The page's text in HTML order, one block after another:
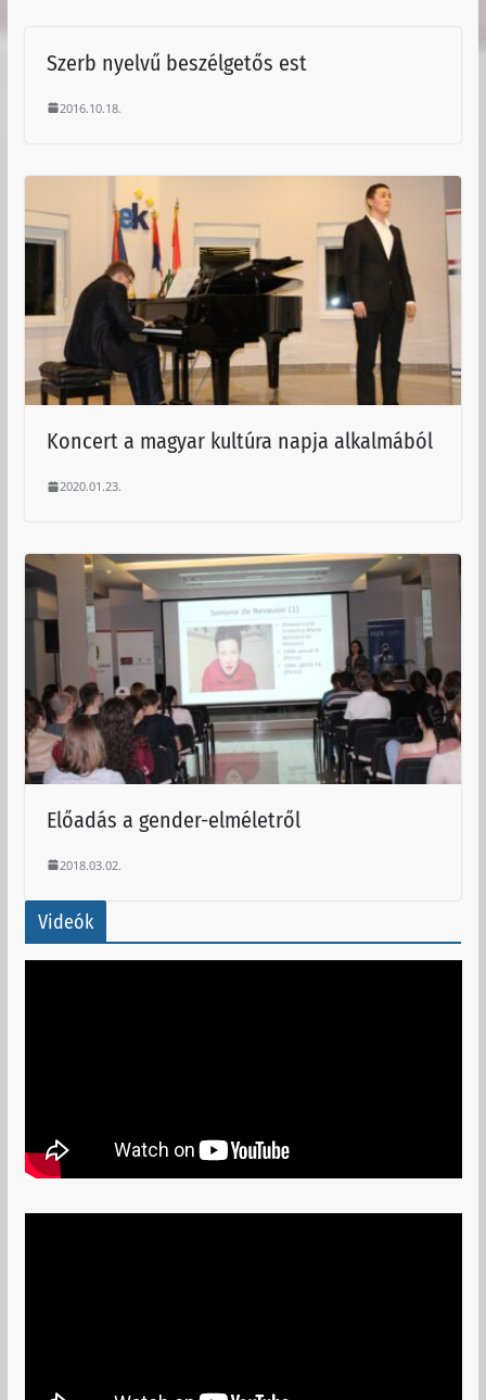
Szerb nyelvű beszélgetős est
2016.10.18.
Koncert a magyar kultúra napja alkalmából
2020.01.23.
Előadás a gender-elméletről
2018.03.02.
Videók